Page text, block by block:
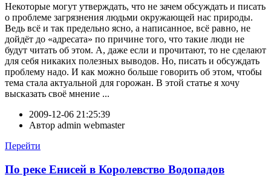
Некоторые могут утверждать, что не зачем обсуждать и писать
о проблеме загрязнения людьми окружающей нас природы.
Ведь всё и так предельно ясно, а написанное, всё равно, не
дойдёт до «адресата» по причине того, что такие люди не
будут читать об этом. А, даже если и прочитают, то не сделают
для себя никаких полезных выводов. Но, писать и обсуждать
проблему надо. И как можно больше говорить об этом, чтобы
тема стала актуальной для горожан. В этой статье я хочу
высказать своё мнение ...
2009-12-06 21:25:39
Автор admin webmaster
Перейти
По реке Енисей в Королевство Водопадов